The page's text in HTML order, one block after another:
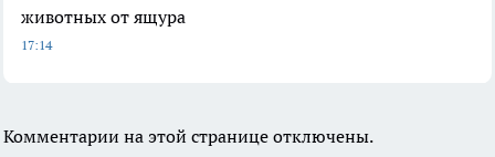
животных от ящура
17:14
Комментарии на этой странице отключены.